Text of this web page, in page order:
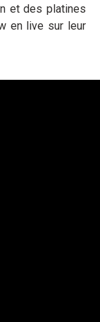
et des platines
en live sur leur